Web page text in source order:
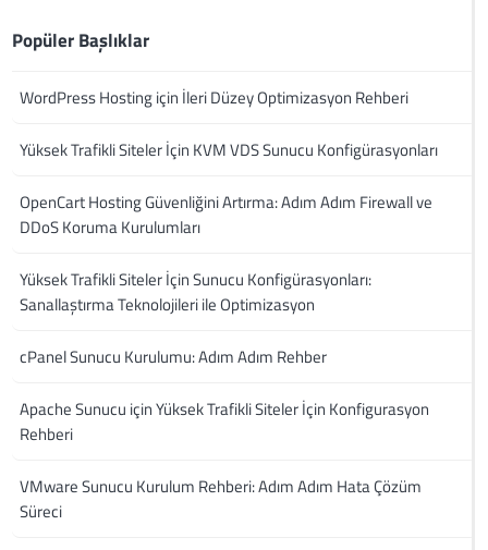
Popüler Başlıklar
WordPress Hosting için İleri Düzey Optimizasyon Rehberi
Yüksek Trafikli Siteler İçin KVM VDS Sunucu Konfigürasyonları
OpenCart Hosting Güvenliğini Artırma: Adım Adım Firewall ve
DDoS Koruma Kurulumları
Yüksek Trafikli Siteler İçin Sunucu Konfigürasyonları:
Sanallaştırma Teknolojileri ile Optimizasyon
cPanel Sunucu Kurulumu: Adım Adım Rehber
Apache Sunucu için Yüksek Trafikli Siteler İçin Konfigurasyon
Rehberi
VMware Sunucu Kurulum Rehberi: Adım Adım Hata Çözüm
Süreci